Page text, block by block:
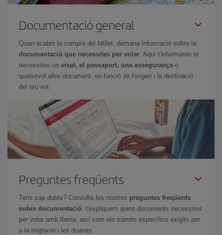
Documentació general
Quan acabis la compra del bitllet, demana informació sobre la
documentació que necessites per volar. Aquí t'informaran si
necessites un visat, el passaport, una assegurança o
qualsevol altre document, en funció de l'origen i la destinació
del teu vol.
Preguntes freqüents
Tens cap dubte? Consulta les nostres preguntes freqüents
sobre documentació: t'expliquem quins documents necessites
per volar amb Iberia, així com els tràmits específics exigits per
a la migració i les duanes.